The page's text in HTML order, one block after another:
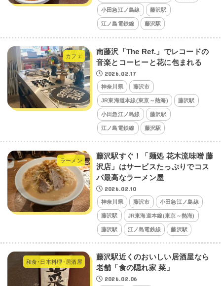
小田急江ノ島線 藤沢駅
江ノ島電鉄線 藤沢駅
カフェ
南藤沢「The Ref.」でレコードの
音楽とコーヒーと花に包まれる
2026.02.17
神奈川県 藤沢市
JR東海道本線(東京～熱海) 藤沢駅
小田急江ノ島線 藤沢駅
江ノ島電鉄線 藤沢駅
ラーメン
藤沢駅すぐ！「麺処 花木流味噌 藤
沢店」はサービスたっぷりでコス
パ最高なラーメン屋
2026.02.10
神奈川県 藤沢市 小田急江ノ島線
藤沢駅 JR東海道本線(東京～熱海)
藤沢駅 江ノ島電鉄線 藤沢駅
和食･日本料理･居酒屋
藤沢駅近くのおいしい居酒屋なら
老舗「食の隠れ家 菜」
2026.02.06